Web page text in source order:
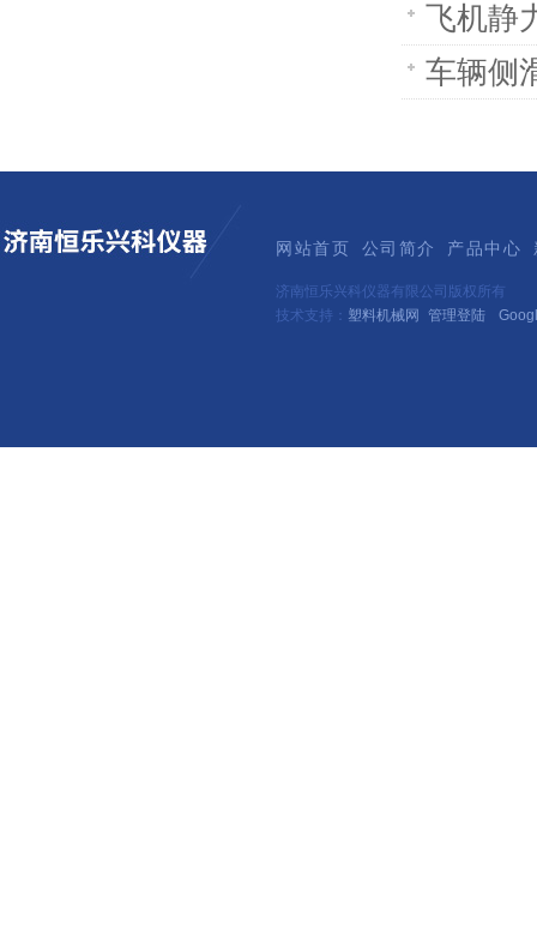
飞机静
车辆侧
网站首页 公司简介 产品中心
济南恒乐兴科仪器有限公司版权所有
技术支持： 塑料机械网 管理登陆